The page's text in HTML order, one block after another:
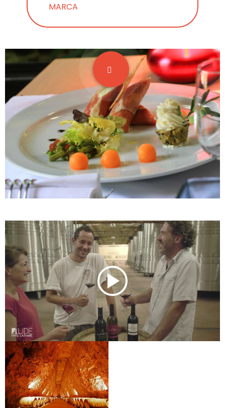
MARCA